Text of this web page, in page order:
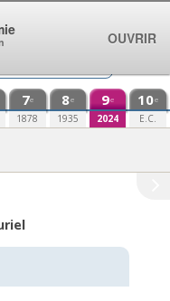
7e
1878
8e
1935
9e
2024
10e
E.C.
OUVRIR